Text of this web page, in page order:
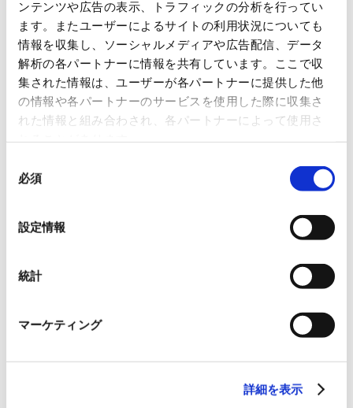
ンテンツや広告の表示、トラフィックの分析を行ってい
ます。またユーザーによるサイトの利用状況についても
情報を収集し、ソーシャルメディアや広告配信、データ
解析の各パートナーに情報を共有しています。ここで収
集された情報は、ユーザーが各パートナーに提供した他
の情報や各パートナーのサービスを使用した際に収集さ
れた情報と組み合わされ、各パートナーによって使用さ
必須
設定情報
統計
マーケティング
詳細を表示